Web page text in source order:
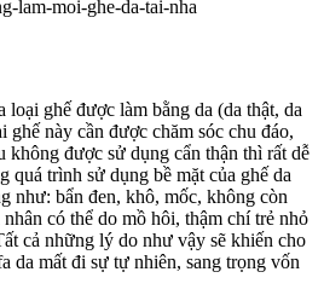
loại ghế được làm bằng da (da thật, da
ghế này cần được chăm sóc chu đáo,
không được sử dụng cẩn thận thì rất dễ
quá trình sử dụng bề mặt của ghế da
như: bẩn đen, khô, mốc, không còn
có thể do mồ hôi, thậm chí trẻ nhỏ
cả những lý do như vậy sẽ khiến cho
da mất đi sự tự nhiên, sang trọng vốn